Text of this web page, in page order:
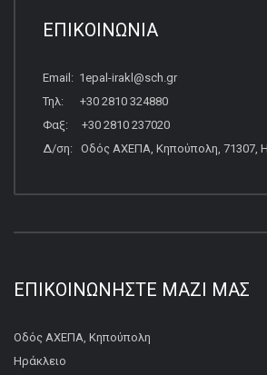
ΕΠΙΚΟΙΝΩΝΙΑ
Email: 1epal-irakl@sch.gr
Τηλ: +30 2810 324880
Φαξ: +30 2810 237020
Δ/ση: Οδός ΑΧΕΠΑ, Κηπούπολη, 71307,
ΕΠΙΚΟΙΝΩΝΉΣΤΕ ΜΑΖΊ ΜΑΣ
Οδός ΑΧΕΠΑ, Κηπούπολη
Ηράκλειο